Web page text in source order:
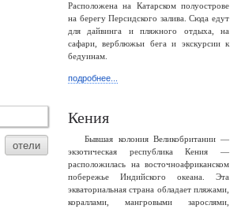
Расположена на Катарском полуострове
на берегу Персидского залива. Сюда едут
для дайвинга и пляжного отдыха, на
сафари, верблюжьи бега и экскурсии к
бедуинам.
подробнее...
отели
Кения
Бывшая колония Великобритании —
экзотическая республика Кения —
расположилась на восточноафриканском
побережье Индийского океана. Эта
экваториальная страна обладает пляжами,
кораллами, мангровыми зарослями,